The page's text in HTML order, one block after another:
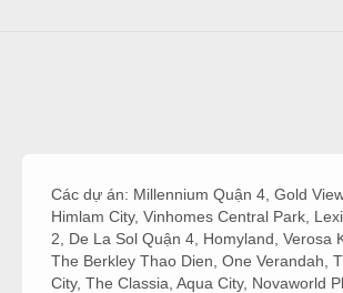
Các dự án: Millennium Quận 4 Gold
Himlam City, Vinhomes Central Park
2
De La Sol Quận 4 Homyland Verosa
The Berkley Thao Dien One Verandah
City, The Classia Aqua City, Novaworld